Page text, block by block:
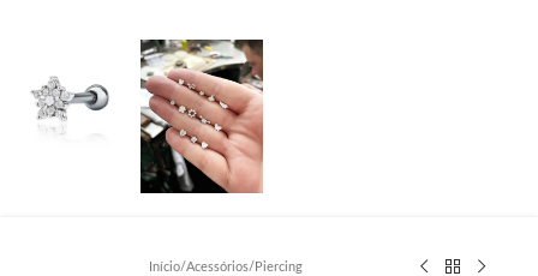
Início/Acessórios/ Piercing